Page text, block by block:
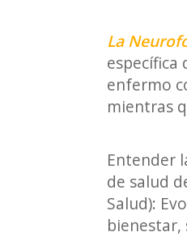
La
específica
enfermo
mientras
Entender
de salud
Salud):